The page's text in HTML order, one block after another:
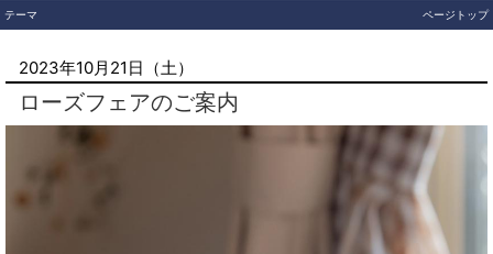
テーマ ページトップ
2023年10月21日（土）
ローズフェアのご案内